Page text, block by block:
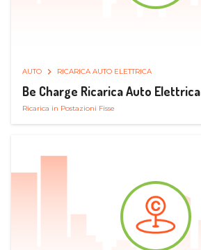
AUTO RICARICA AUTO ELETTRICA
Be Charge Ricarica Auto Elettrica
Ricarica in Postazioni Fisse